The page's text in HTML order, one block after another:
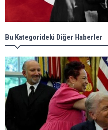
Bu Kategorideki Diğer Haberler